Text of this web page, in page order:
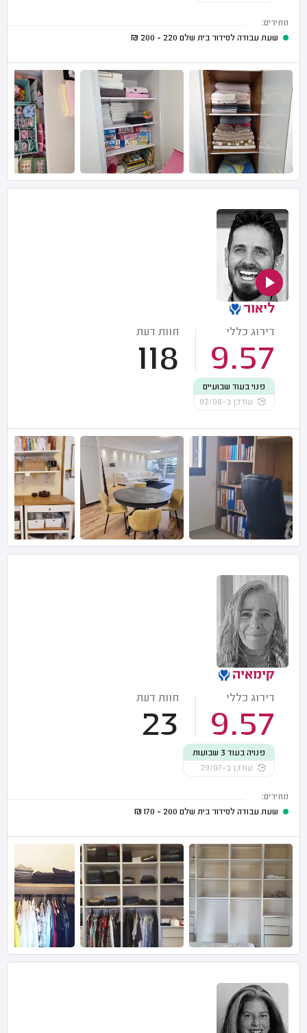
מחירים:
שעת עבודה לסידור בית שלם 220 - 200
₪
ליאור
דירוג כללי
9.57
חוות דעת
118
פנוי בעוד שבועיים
עודכן ב-02/08
קימאיה
דירוג כללי
9.57
חוות דעת
23
פנויה בעוד 3 שבועות
עודכן ב-29/07
מחירים:
שעת עבודה לסידור בית שלם 200 - 170
₪